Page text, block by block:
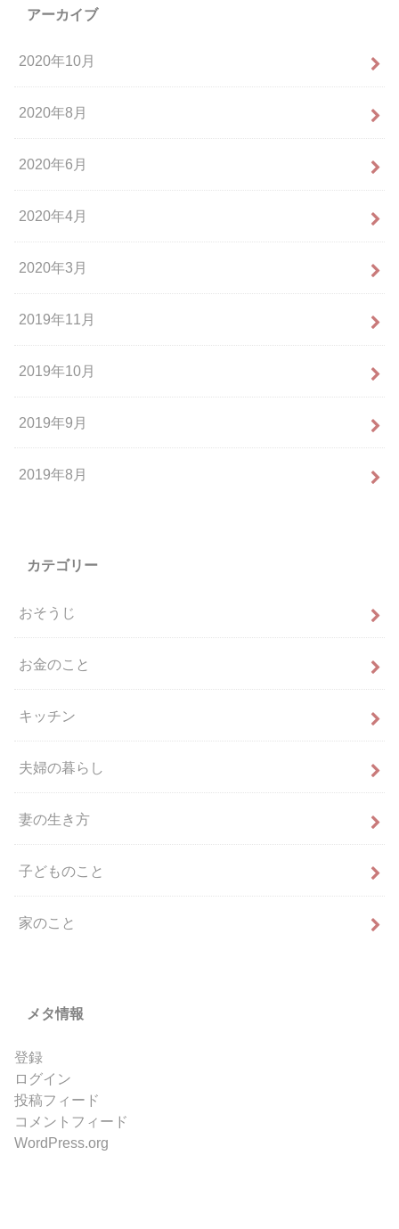
アーカイブ
2020年10月
2020年8月
2020年6月
2020年4月
2020年3月
2019年11月
2019年10月
2019年9月
2019年8月
カテゴリー
おそうじ
お金のこと
キッチン
夫婦の暮らし
妻の生き方
子どものこと
家のこと
メタ情報
登録
ログイン
投稿フィード
コメントフィード
WordPress.org